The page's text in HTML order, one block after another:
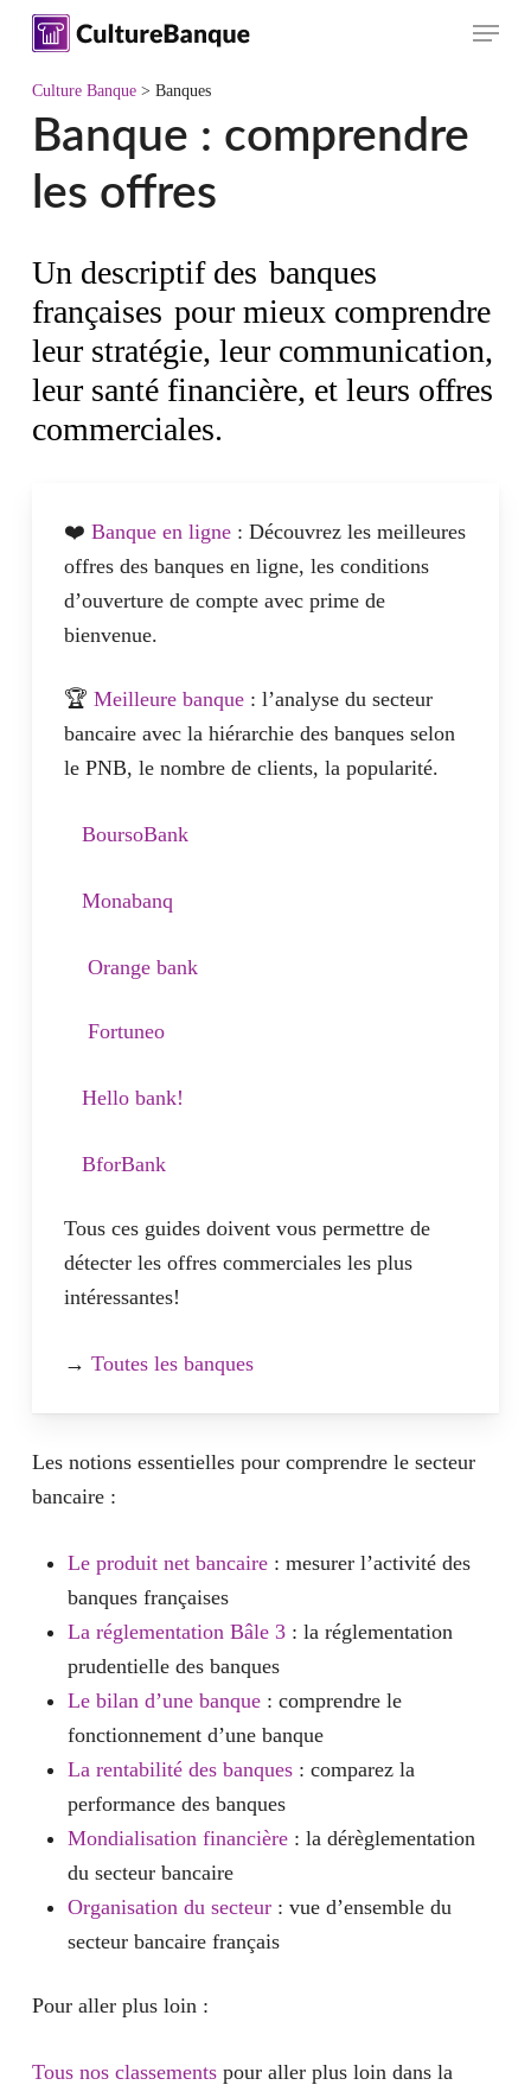
Skip
main
content
Menu
Culture Banque> Banques
Banque : comprendre
les offres
Un descriptif des banques
françaises pour mieux comprendre
leur stratégie, leur communication,
leur santé financière, et leurs offres
commerciales.
❤️ Banque en ligne: Découvrez les meilleures
offres des banques en ligne, les conditions
d’ouverture de compte avec prime de
bienvenue.
🏆 Meilleure banque: l’analyse du secteur
bancaire avec la hiérarchie des banques selon
le PNB, le nombre de clients, la popularité.
BoursoBank
Monabanq
Orange bank
Fortuneo
Hello bank!
BforBank
Tous ces guides doivent vous permettre de
détecter les offres commerciales les plus
intéressantes!
→ Toutes les banques
Les notions essentielles pour comprendre le secteur
bancaire :
Le produit net bancaire: mesurer l’activité des
banques françaises
La réglementation Bâle 3: la réglementation
prudentielle des banques
Le bilan d’une banque: comprendre le
fonctionnement d’une banque
La rentabilité des banques: comparez la
performance des banques
Mondialisation financière: la dérèglementation
du secteur bancaire
Organisation du secteur: vue d’ensemble du
secteur bancaire français
Pour aller plus loin :
Tous nos classementspour aller plus loin dans la